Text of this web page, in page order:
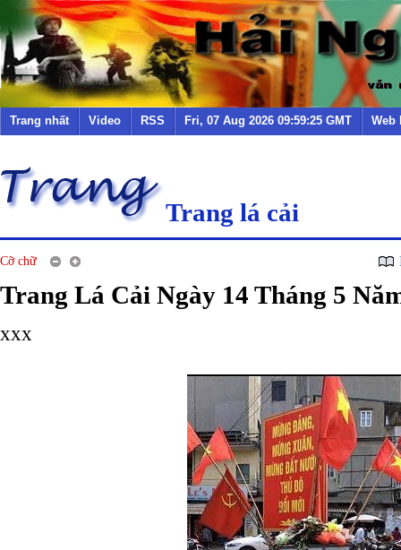
Trang nhất Video RSS Fri, 07 Aug 2026 09:59:25 GMT Web
Trang lá cải
Cỡ chữ
Trang Lá Cải Ngày 14 Tháng 5
xxx